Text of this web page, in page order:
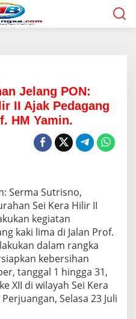
Jelang PON:
II Ajak Pedagang
HM Yamin.
Serma Sutrisno,
Sei Kera Hilir II
kegiatan
kaki lima di Jalan Prof.
dalam rangka
kebersihan
tanggal 1 hingga 31,
XII di wilayah Sei Kera
Selasa 23 Juli